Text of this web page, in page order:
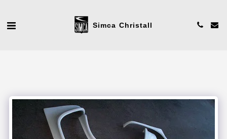
Simca Christall